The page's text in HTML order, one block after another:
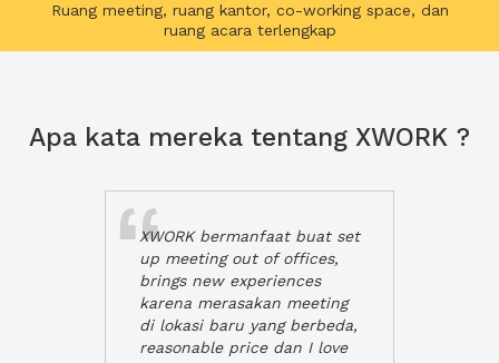
Ruang meeting, ruang kantor, co-working space, dan
ruang acara terlengkap
Apa kata mereka tentang XWORK ?
XWORK bermanfaat buat set
up meeting out of offices,
brings new experiences
karena merasakan meeting
di lokasi baru yang berbeda,
reasonable price dan I love